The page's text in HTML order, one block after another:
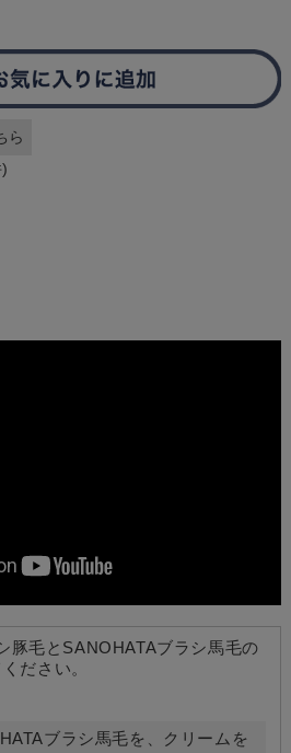
ら
豚毛とSANOHATAブラシ馬毛の
ださい。
ブラシ馬毛を、クリームを